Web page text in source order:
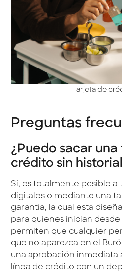
Tarjeta de
Preguntas
¿Puedo sacar
crédito sin
Sí, es totalmente posible a
digitales o mediante una
garantía, la cual está
para quienes inician
permiten que cualquier
que no aparezca en el
una aprobación inmediata
línea de crédito con un